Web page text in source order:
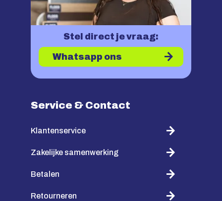
Stel direct je vraag:
Whatsapp ons
Service & Contact
Klantenservice
Zakelijke samenwerking
Betalen
Retourneren